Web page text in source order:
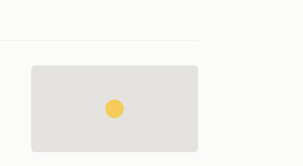
Benelux !!!